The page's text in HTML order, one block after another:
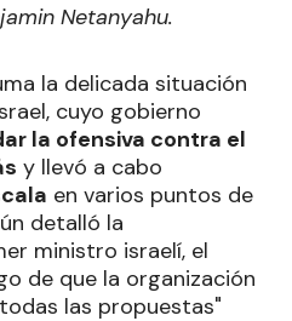
Netanyahu.
la delicada situación
cuyo gobierno
la ofensiva contra el
y llevó a cabo
en varios puntos de
detalló la
ministro israelí, el
de que la organización
las propuestas"